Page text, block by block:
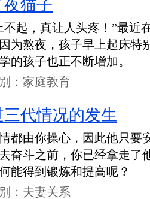
猫子
不起，真让人头疼！”最近
为熬夜，孩子早上起床特
的孩子也正不断增加。
别：家庭教育
代情况的发生
都由你操心，因此他只要
奋斗之前，你已经拿走了
能得到锻炼和提高呢？
别：夫妻关系